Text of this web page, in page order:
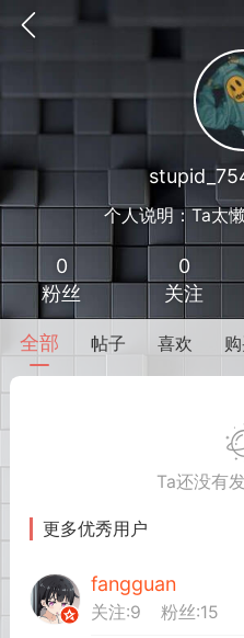
我的钱包 道具
攻略教程
02-10 15:45
电脑端
卖挂
禁止发布联机可用的
个人说明：Ta太
0
粉丝
0
关注
全部 帖子 喜欢
Ta还没有
更多优秀用户
fangguan
关注:9 粉丝:15